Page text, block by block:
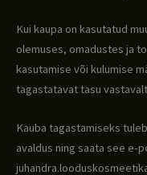
Kui kaupa on kasutatud
olemuses, omadustes ja
kasutamise või kulumise
tagastatavat tasu
Kauba tagastamiseks
avaldus ning saata see e-